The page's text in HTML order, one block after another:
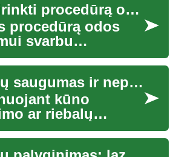
Kaip pasirinkti procedūrą odos atgaivinimui pagal odos tipą
procedūrą odos
svarbu
į odos tipą,
problemas (pvz.,
ar ra...
Procedūrų saugumas ir nepageidaujami reiškiniai: ką žinoti prieš procedūrą
kūno
ar riebalų
procedūrą, svarbu
rizikos